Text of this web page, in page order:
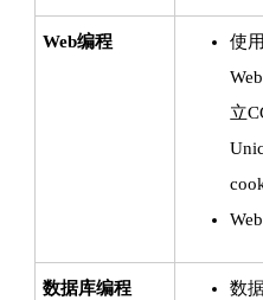
Web编程
使
立
数据库编程
数